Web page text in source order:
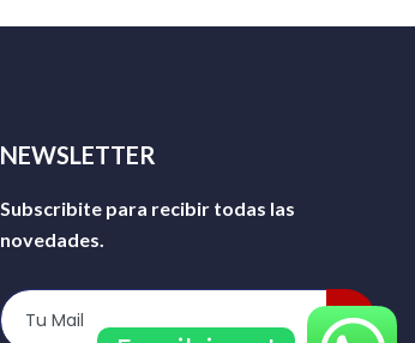
NEWSLETTER
Subscribite para recibir todas las
novedades.